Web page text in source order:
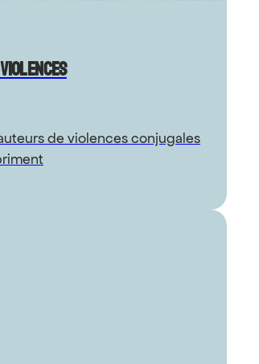
de violences conjugales